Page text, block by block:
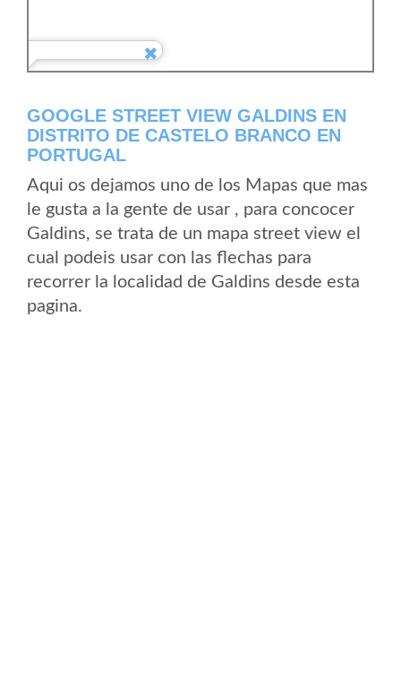
GOOGLE STREET VIEW GALDINS EN
DISTRITO DE CASTELO BRANCO EN
PORTUGAL
Aqui os dejamos uno de los Mapas que mas
le gusta a la gente de usar , para concocer
Galdins, se trata de un mapa street view el
cual podeis usar con las flechas para
recorrer la localidad de Galdins desde esta
pagina.